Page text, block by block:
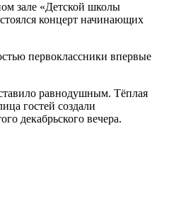
зале «Детской школы
концерт начинающих
первоклассники впервые
равнодушным. Тёплая
гостей создали
декабрьского вечера.